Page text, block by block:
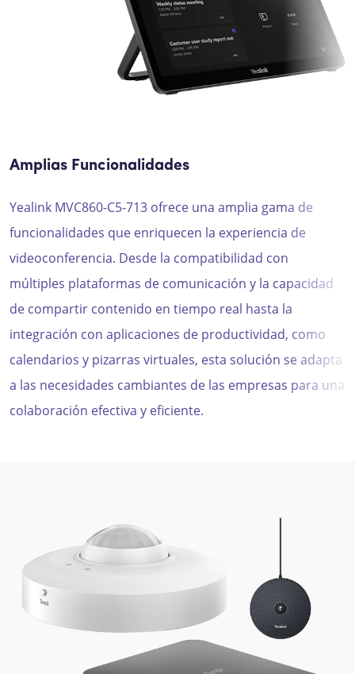
Amplias Funcionalidades
Yealink MVC860-C5-713 ofrece una amplia gama de
funcionalidades que enriquecen la experiencia de
videoconferencia. Desde la compatibilidad con
múltiples plataformas de comunicación y la capacidad
de compartir contenido en tiempo real hasta la
integración con aplicaciones de productividad, como
calendarios y pizarras virtuales, esta solución se adapta
a las necesidades cambiantes de las empresas para una
colaboración efectiva y eficiente.